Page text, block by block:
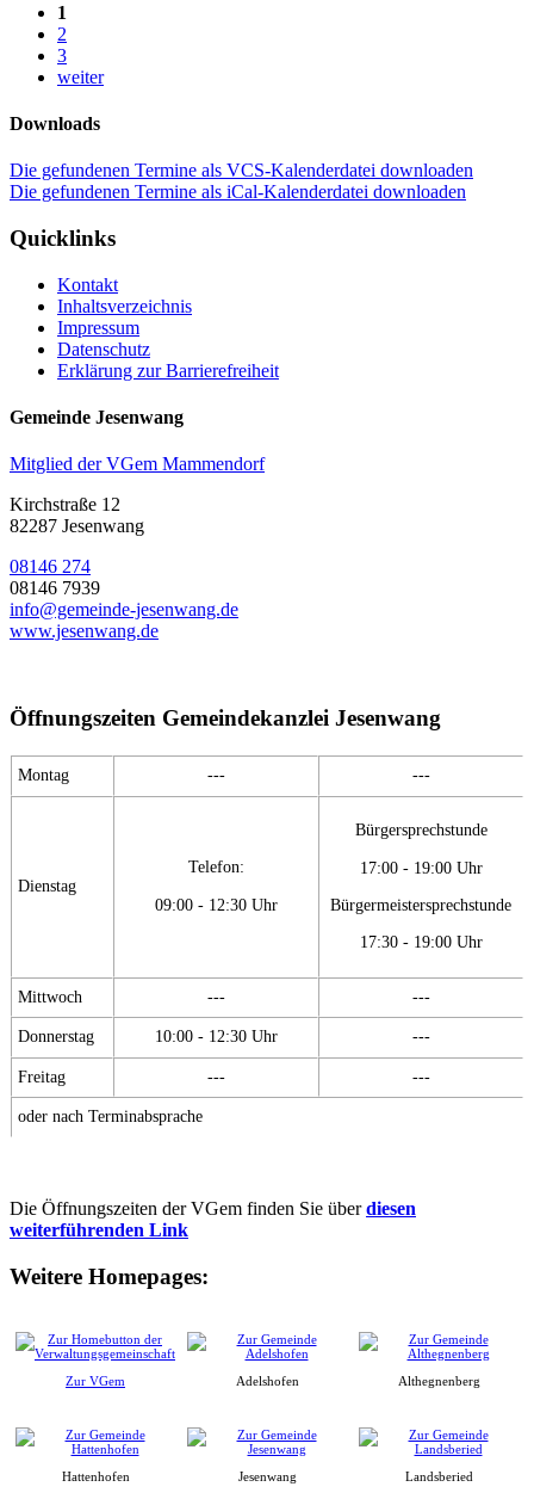
1
2
3
weiter
Downloads
Die gefundenen Termine als VCS-Kalenderdatei downloaden
Die gefundenen Termine als iCal-Kalenderdatei downloaden
Quicklinks
Kontakt
Inhaltsverzeichnis
Impressum
Datenschutz
Erklärung zur Barrierefreiheit
Gemeinde Jesenwang
Mitglied der VGem Mammendorf
Kirchstraße 12
82287 Jesenwang
08146 274
08146 7939
info@gemeinde-jesenwang.de
www.jesenwang.de
Öffnungszeiten Gemeindekanzlei Jesenwang
Montag --- ---
Dienstag
Telefon:
09:00 - 12:30 Uhr
Bürgersprechstunde
17:00 - 19:00 Uhr
Bürgermeistersprechstunde
17:30 - 19:00 Uhr
Mittwoch --- ---
Donnerstag 10:00 - 12:30 Uhr ---
Freitag --- ---
oder nach Terminabsprache
Die Öffnungszeiten der VGem finden Sie überdiesen
weiterführenden Link
Weitere Homepages:
Zur VGem Adelshofen Althegnenberg
Hattenhofen Jesenwang Landsberied